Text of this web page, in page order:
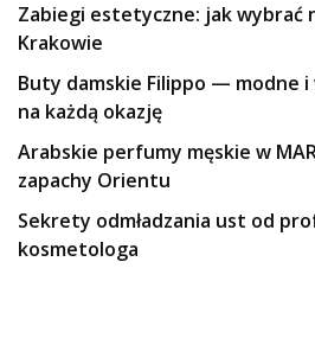
Zabiegi estetyczne: jak wybrać
Krakowie
Buty damskie Filippo — modne
na każdą okazję
Arabskie perfumy męskie w
zapachy Orientu
Sekrety odmładzania ust od
kosmetologa